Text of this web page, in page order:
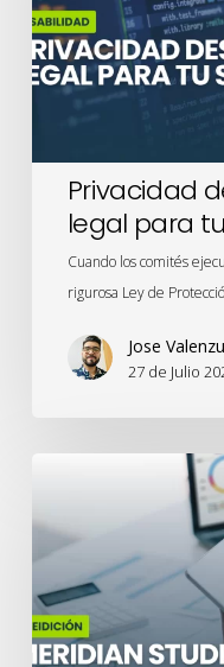
legal
para
tu
Privacidad
legal para
Cuando los comités
rigurosa Ley de
Jose
27 de Julio
y
renacimiento
de
la